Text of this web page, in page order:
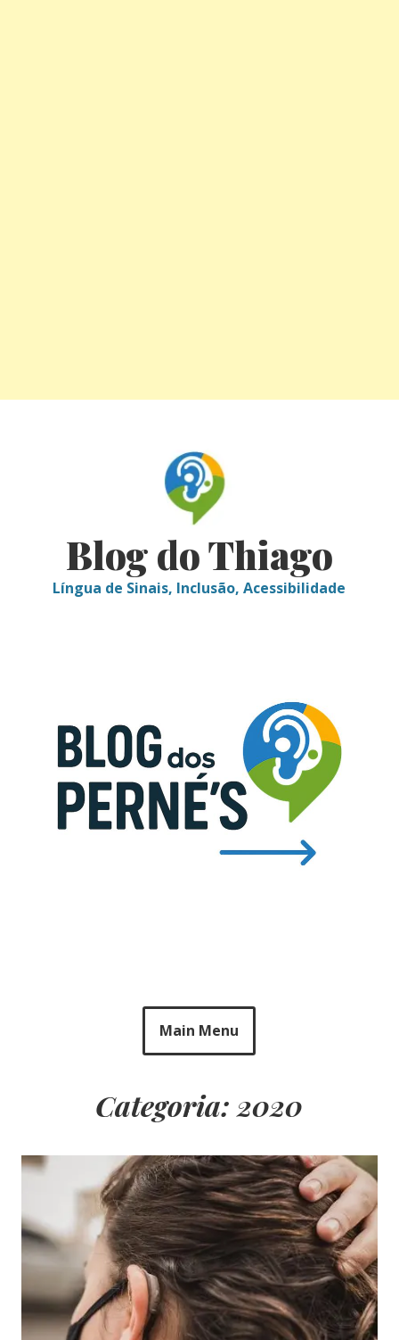
Blog do Thiago
Língua de Sinais, Inclusão, Acessibilidade
Main Menu
Categoria: 2020